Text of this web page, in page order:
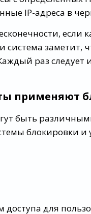
IP-адреса в
если
система заметит,
раз следует
применяют
быть
блокировки
доступа для